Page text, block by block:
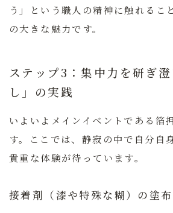
う」という職人の精神に触れるこ
の大きな魅力です。
ステップ3：集中力を研ぎ
し」の実践
いよいよメインイベントである箔
す。ここでは、静寂の中で自分自
貴重な体験が待っています。
接着剤（漆や特殊な糊）の塗布